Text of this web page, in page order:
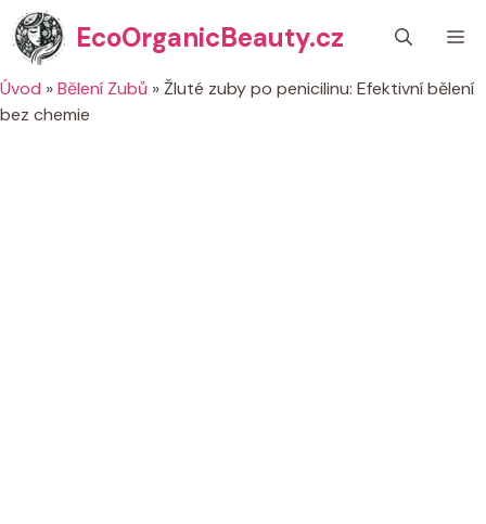
Přeskočit
na
obsah
EcoOrganicBeauty.cz
Úvod »Bělení Zubů »Žluté zuby po penicilinu: Efektivní bělení
bez chemie